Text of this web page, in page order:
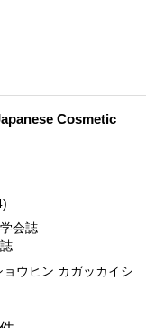
Cosmetic
会誌
ウヒン カガッカイシ